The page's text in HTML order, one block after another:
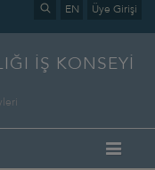
EN Üye Girişi
İŞ KONSEYİ